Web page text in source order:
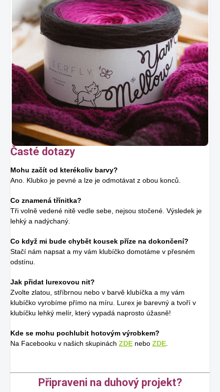
Časté dotazy
Mohu začít od kterékoliv barvy?
Ano. Klubko je pevné a lze je odmotávat z obou konců.
Co znamená třínitka?
Tři volně vedené nitě vedle sebe, nejsou stočené. Výsledek je
lehký a nadýchaný.
Co když mi bude chybět kousek příze na dokončení?
Stačí nám napsat a my vám klubíčko domotáme v přesném
odstínu.
Jak přidat lurexovou nit?
Zvolte zlatou, stříbrnou nebo v barvě klubíčka a my vám
klubíčko vyrobíme přímo na míru. Lurex je barevný a tvoří v
klubíčku lehký melír, který vypadá naprosto úžasně!
Kde se mohu pochlubit hotovým výrobkem?
Na Facebooku v našich skupinách ZDE nebo ZDE
Připraveni na duhový projekt?